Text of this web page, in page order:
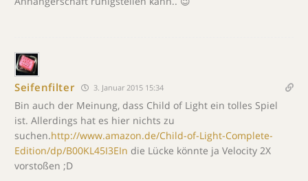
Seifenfilter 3. Januar 2015 15:34
Bin auch der Meinung, dass Child of Light ein tolles Spiel
ist. Allerdings hat es hier nichts zu
suchen.http://www.amazon.de/Child-of-Light-Complete-
Edition/dp/B00KL45I3EIn die Lücke könnte ja Velocity 2X
vorstoßen ;D